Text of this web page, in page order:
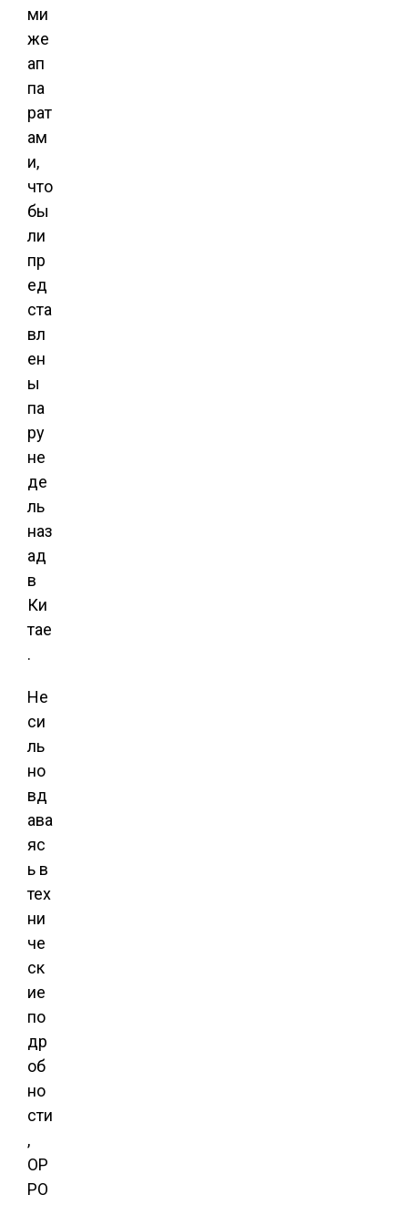
ми
же
ап
па
рат
ам
и,
что
бы
ли
пр
ед
ста
вл
ен
ы
па
ру
не
де
ль
наз
ад
в
Ки
тае
.
Не
си
ль
но
вд
ава
яс
ь в
тех
ни
че
ск
ие
по
др
об
но
сти
,
OP
PO